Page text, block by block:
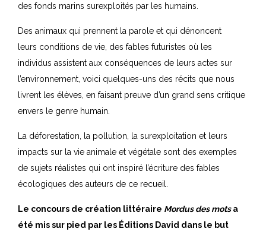
des fonds marins surexploités par les humains.
Des animaux qui prennent la parole et qui dénoncent
leurs conditions de vie, des fables futuristes où les
individus assistent aux conséquences de leurs actes sur
l’environnement, voici quelques-uns des récits que nous
livrent les élèves, en faisant preuve d’un grand sens critique
envers le genre humain.
La déforestation, la pollution, la surexploitation et leurs
impacts sur la vie animale et végétale sont des exemples
de sujets réalistes qui ont inspiré l’écriture des fables
écologiques des auteurs de ce recueil.
Le concours de création littéraire Mordus des motsa
été mis sur pied par les Éditions David dans le but